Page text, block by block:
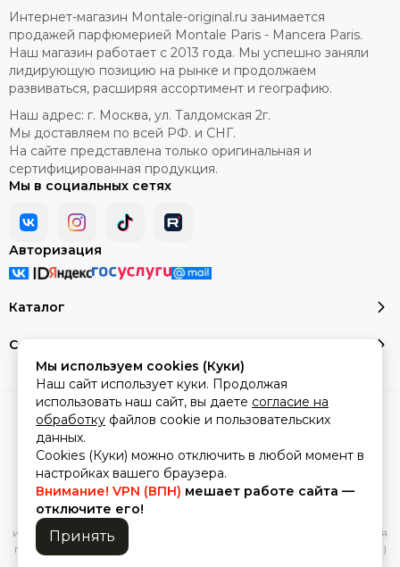
Каталог
Сервис и помощь
Интернет-магазин Montale-original.ru занимается
продажей парфюмерией Montale Paris - Mancera Paris.
Наш магазин работает с 2013 года. Мы успешно заняли
лидирующую позицию на рынке и продолжаем
развиваться, расширяя ассортимент и географию.
Наш адрес: г. Москва, ул. Талдомская 2г.
Мы доставляем по всей РФ. и СНГ.
На сайте представлена только оригинальная и
сертифицированная продукция.
Мы в социальных сетях
Авторизация
2026 © montale-original.Карта сайта
Сделано в
Вся представленная на сайте информация, касающаяся
характеристик, стоимости товаров и услуг, носит
информационный характер и ни при каких условиях не является
публичной офертой, определяемой положениями Статьи 437(2)
Мы используем cookies (Куки)
Наш сайт использует куки. Продолжая
использовать наш сайт, вы даете согласие на
обработку файлов cookie и пользовательских
данных.
Cookies (Куки) можно отключить в любой момент в
настройках вашего браузера.
Внимание! VPN (ВПН) мешает работе сайта —
отключите его!
Принять